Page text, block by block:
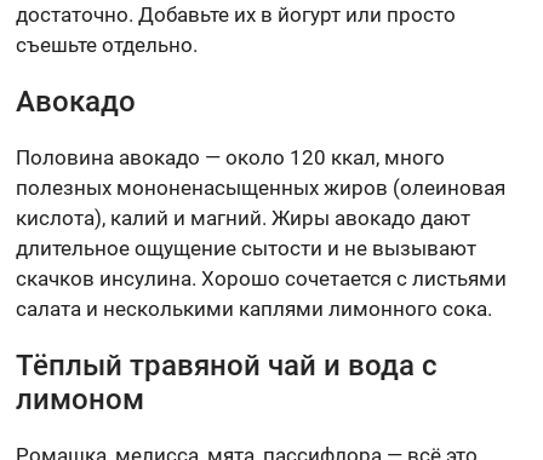
достаточно. Добавьте их в йогурт или просто
съешьте отдельно.
Авокадо
Половина авокадо — около 120 ккал, много
полезных мононенасыщенных жиров (олеиновая
кислота), калий и магний. Жиры авокадо дают
длительное ощущение сытости и не вызывают
скачков инсулина. Хорошо сочетается с листьями
салата и несколькими каплями лимонного сока.
Тёплый травяной чай и вода с
лимоном
Ромашка, мелисса, мята, пассифлора — всё это